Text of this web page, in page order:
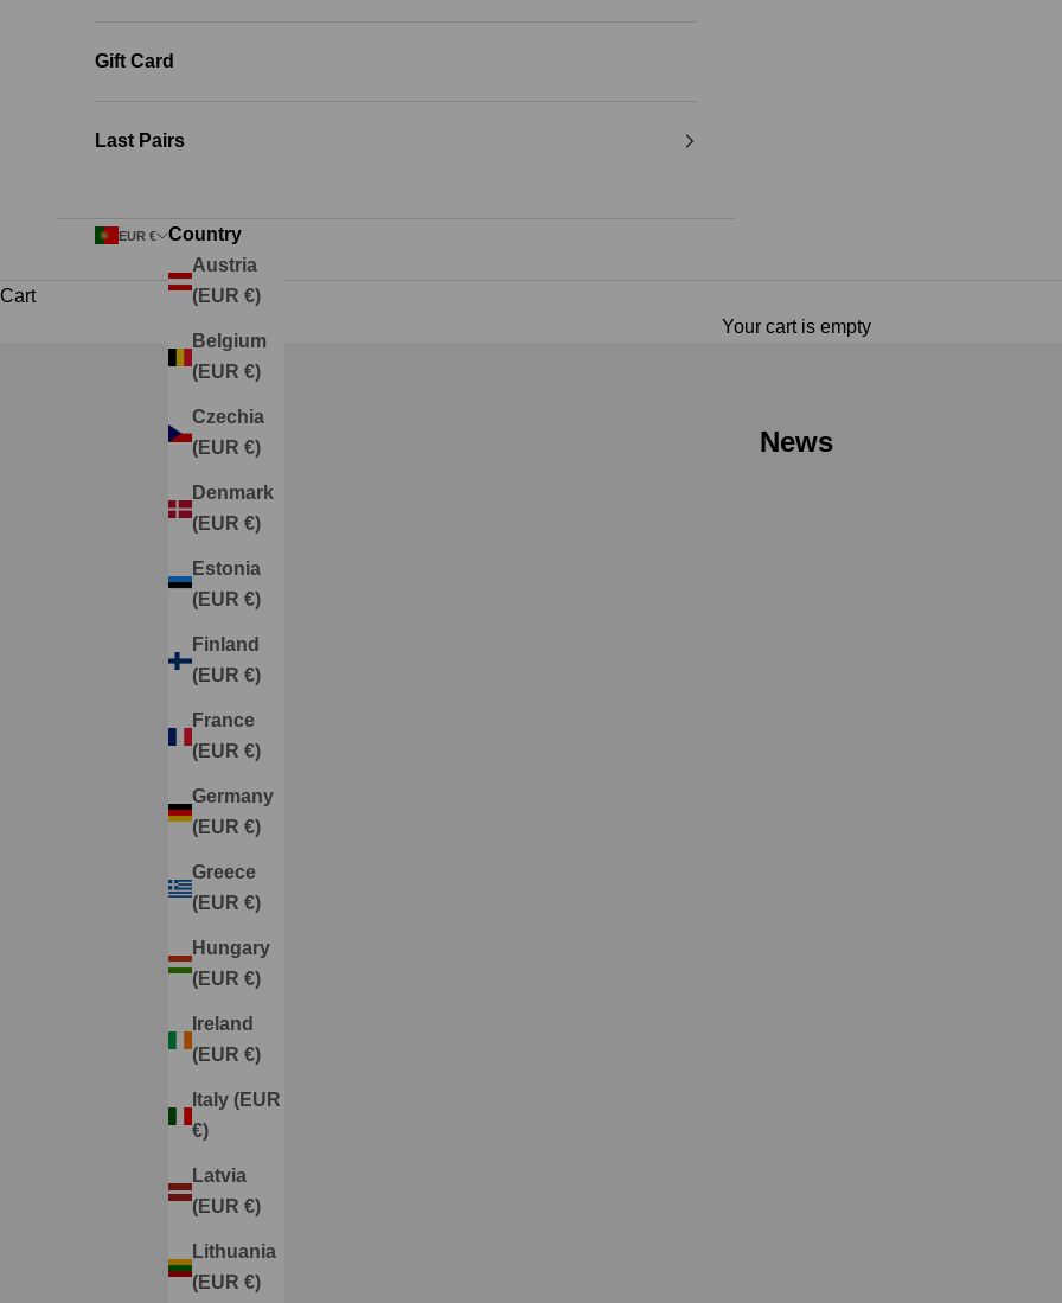
Gift Card
Last Pairs
EUR €
Country
Austria
(EUR €)
Belgium
(EUR €)
Czechia
(EUR €)
Denmark
(EUR €)
Estonia
(EUR €)
Finland
(EUR €)
France
(EUR €)
Germany
(EUR €)
Greece
(EUR €)
Hungary
(EUR €)
Ireland
(EUR €)
Italy (EUR
€)
Latvia
(EUR €)
Lithuania
(EUR €)
Cart
Your cart is empty
News
Bailarinas de Leopardo: Cómo Combinarlas de una forma Versátil y
READ MORE